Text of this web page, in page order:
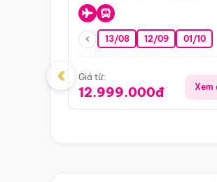
13/08 12/09 01/10
Giá từ:
12.999.000đ Xem
‹